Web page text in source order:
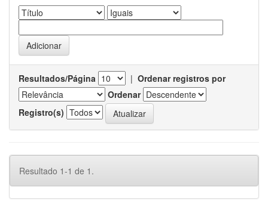
Resultados/Página | Ordenar registros por
Ordenar
Registro(s)
Resultado 1-1 de 1.